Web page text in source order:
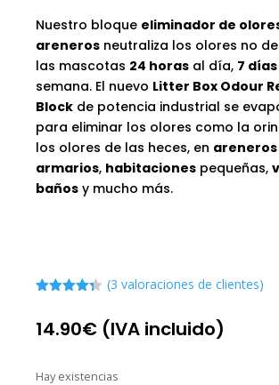
Nuestro bloque eliminador de
areneros neutraliza los olores no
las mascotas 24 horas al día, 7 días
semana. El nuevo Litter Box Odour
Block de potencia industrial se
para eliminar los olores como la
los olores de las heces, en areneros
armarios, habitaciones pequeñas,
baños y mucho más.
de 5 en
clientes
(3 valoraciones de clientes)
14.90€ (IVA incluido)
Hay existencias